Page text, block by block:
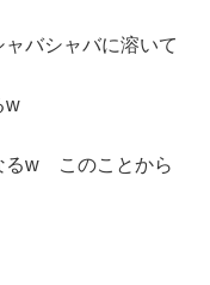
バシャバに溶いて
w
るw このことから